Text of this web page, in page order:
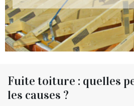
Fuite toiture : quelles
les causes ?